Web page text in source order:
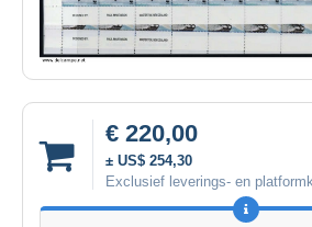
€ 220,00
± US$ 254,30
Exclusief leverings- en